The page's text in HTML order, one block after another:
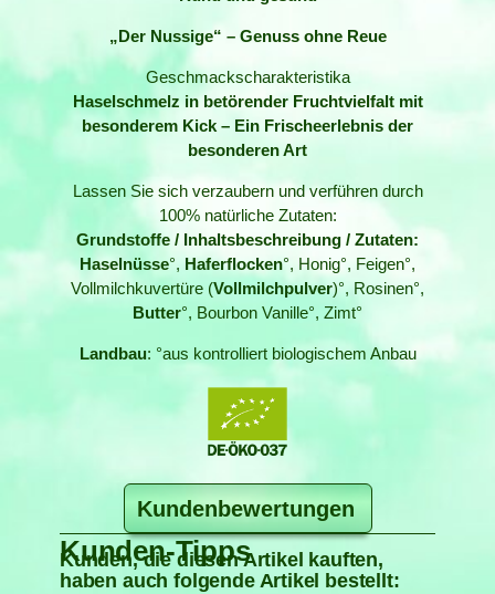
„Der Nussige“ – Genuss ohne Reue
Geschmackscharakteristika
Haselschmelz in betörender Fruchtvielfalt mit
besonderem Kick – Ein Frischeerlebnis der
besonderen Art
Lassen Sie sich verzaubern und verführen durch
100% natürliche Zutaten:
Grundstoffe / Inhaltsbeschreibung / Zutaten:
Haselnüsse°, Haferflocken°, Honig°, Feigen°,
Vollmilchkuvertüre (Vollmilchpulver)°, Rosinen°,
Butter°, Bourbon Vanille°, Zimt°
Landbau: °aus kontrolliert biologischem Anbau
Kundenbewertungen
Kunden-Tipps
Kunden, die diesen Artikel kauften,
haben auch folgende Artikel bestellt: